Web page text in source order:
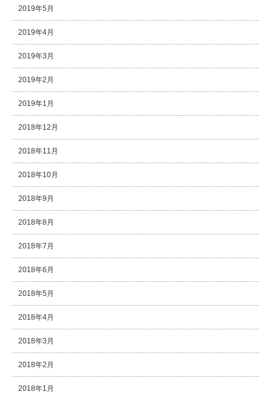
2019年5月
2019年4月
2019年3月
2019年2月
2019年1月
2018年12月
2018年11月
2018年10月
2018年9月
2018年8月
2018年7月
2018年6月
2018年5月
2018年4月
2018年3月
2018年2月
2018年1月